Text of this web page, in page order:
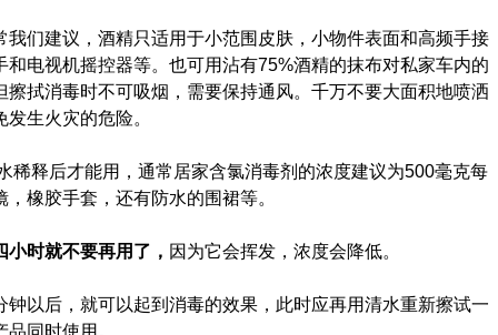
我们建议，酒精只适用于小范围皮肤，小物件表面和高频手接
电视机摇控器等。也可用沾有75%酒精的抹布对私家车内的
拭消毒时不可吸烟，需要保持通风。千万不要大面积地喷洒
生火灾的危险。
稀释后才能用，通常居家含氯消毒剂的浓度建议为500毫克每
橡胶手套，还有防水的围裙等。
时就不要再用了， 因为它会挥发，浓度会降低。
以后，就可以起到消毒的效果，此时应再用清水重新擦试一